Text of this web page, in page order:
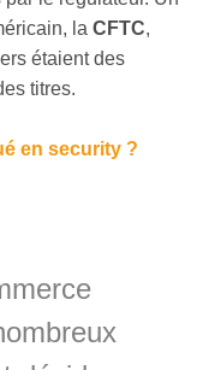
la CFTC,
étaient des
titres.
en security ?